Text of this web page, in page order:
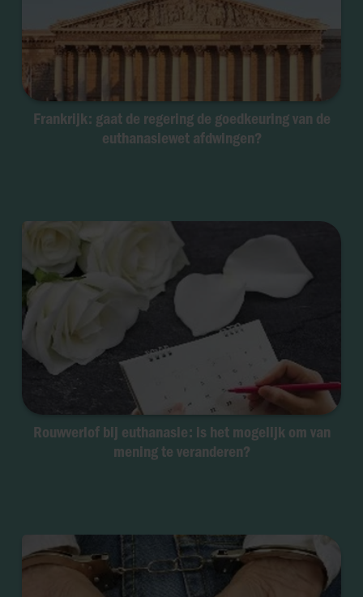
Frankrijk: gaat de regering de goedkeuring van de
euthanasiewet afdwingen?
Rouwverlof bij euthanasie: is het mogelijk om van
mening te veranderen?